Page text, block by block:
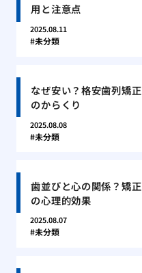
用と注意点
2025.08.11
未分類
なぜ安い？格安歯列矯正
のからくり
2025.08.08
未分類
歯並びと心の関係？矯正
の心理的効果
2025.08.07
未分類